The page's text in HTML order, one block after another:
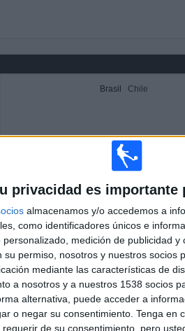
privacidad es importante
almacenamos y/o accedemos a
como identificadores únicos e
medición de publicidad
su permiso, nosotros y nuestros socios
mediante las características de
a nosotros y a nuestros 1538 socios
alternativa, puede acceder a
o negar su consentimiento. Tenga en
de su consentimiento, pero
Brasil Chile
EN CHILE
estadísticos de cuándo y dónde se televisan
6
EQUIPOS